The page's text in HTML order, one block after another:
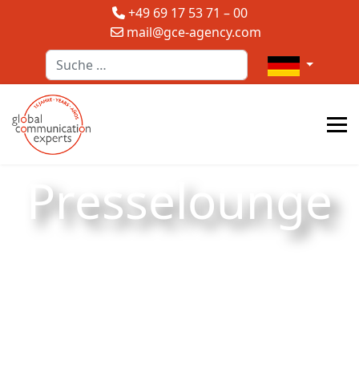
+49 69 17 53 71 – 00
mail@gce-agency.com
Suchen
Sprache
Presselounge